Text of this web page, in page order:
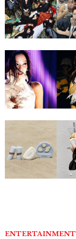
ENTERTAINMENT